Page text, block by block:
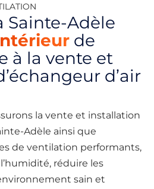
Sainte-Adèle
de
à la vente et
d’air
la vente et installation
Adèle ainsi que
de ventilation performants,
réduire les
sain et